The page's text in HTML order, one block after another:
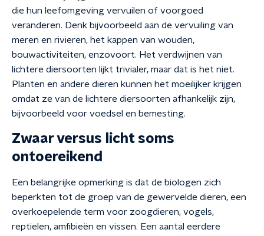
die hun leefomgeving vervuilen of voorgoed
veranderen. Denk bijvoorbeeld aan de vervuiling van
meren en rivieren, het kappen van wouden,
bouwactiviteiten, enzovoort. Het verdwijnen van
lichtere diersoorten lijkt trivialer, maar dat is het niet.
Planten en andere dieren kunnen het moeilijker krijgen
omdat ze van de lichtere diersoorten afhankelijk zijn,
bijvoorbeeld voor voedsel en bemesting.
Zwaar versus licht soms
ontoereikend
Een belangrijke opmerking is dat de biologen zich
beperkten tot de groep van de gewervelde dieren, een
overkoepelende term voor zoogdieren, vogels,
reptielen, amfibieën en vissen. Een aantal eerdere